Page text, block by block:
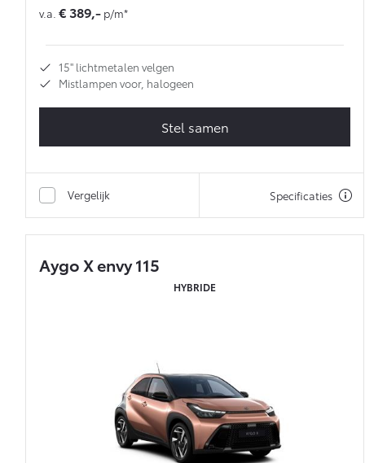
v.a. € 389,- p/m*
15'' lichtmetalen velgen
Mistlampen voor, halogeen
Stel samen
Vergelijk Specificaties
Aygo X envy 115
HYBRIDE